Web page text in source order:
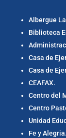
Albergue
Biblioteca
Casa de
Casa de
CEAFAX.
Centro del
Centro
Unidad
Fe y Alegria.